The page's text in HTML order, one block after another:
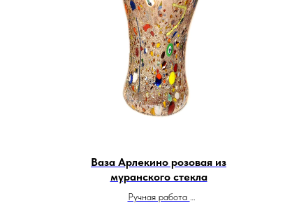
Ваза Арлекино розовая из
муранского стекла
Ручная работа